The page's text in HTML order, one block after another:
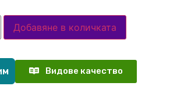
Добавяне в количката
Видове качество